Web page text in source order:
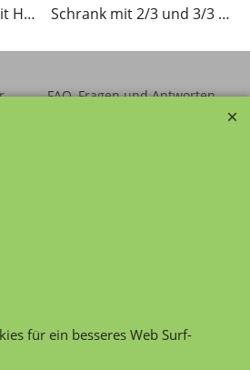
Schrank, Schränke mit Holzkorpus
Schrank mit 2/3 und 3/3 Glaseinsatz in Drehtuer
FAQ, Fragen und Antworten
für ein besseres Web Surf-